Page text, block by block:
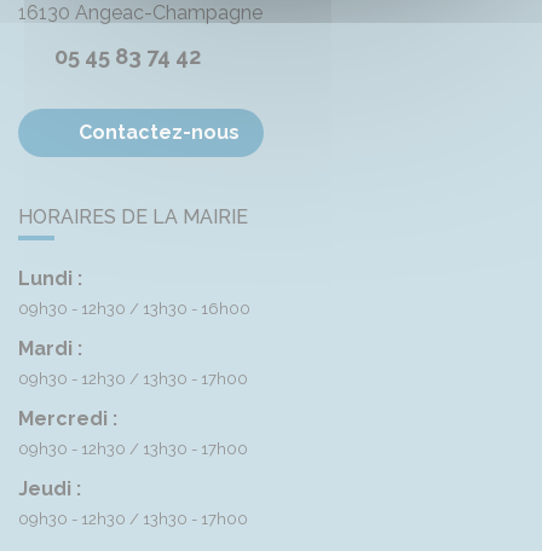
16130 Angeac-Champagne
05 45 83 74 42
Contactez-nous
HORAIRES DE LA MAIRIE
Lundi :
09h30 - 12h30 13h30 - 16h00
Mardi :
09h30 - 12h30 13h30 - 17h00
Mercredi :
09h30 - 12h30 13h30 - 17h00
Jeudi :
09h30 - 12h30 13h30 - 17h00